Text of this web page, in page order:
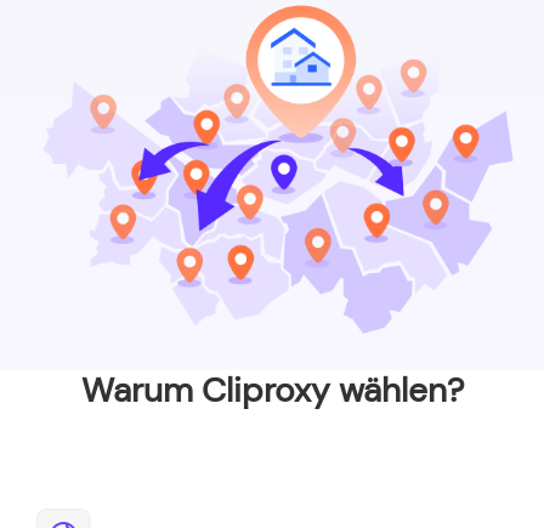
Warum Cliproxy wählen?